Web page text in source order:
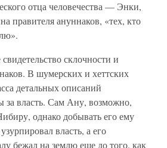
отца человечества — Энки,
правителя ануннаков, «тех, кто
склочности и
В шумерских и хеттских
детальных описаний
за власть. Сам Ану, возможно,
однако добывать его ему
власть, а его
бежал на землю еще до того, как